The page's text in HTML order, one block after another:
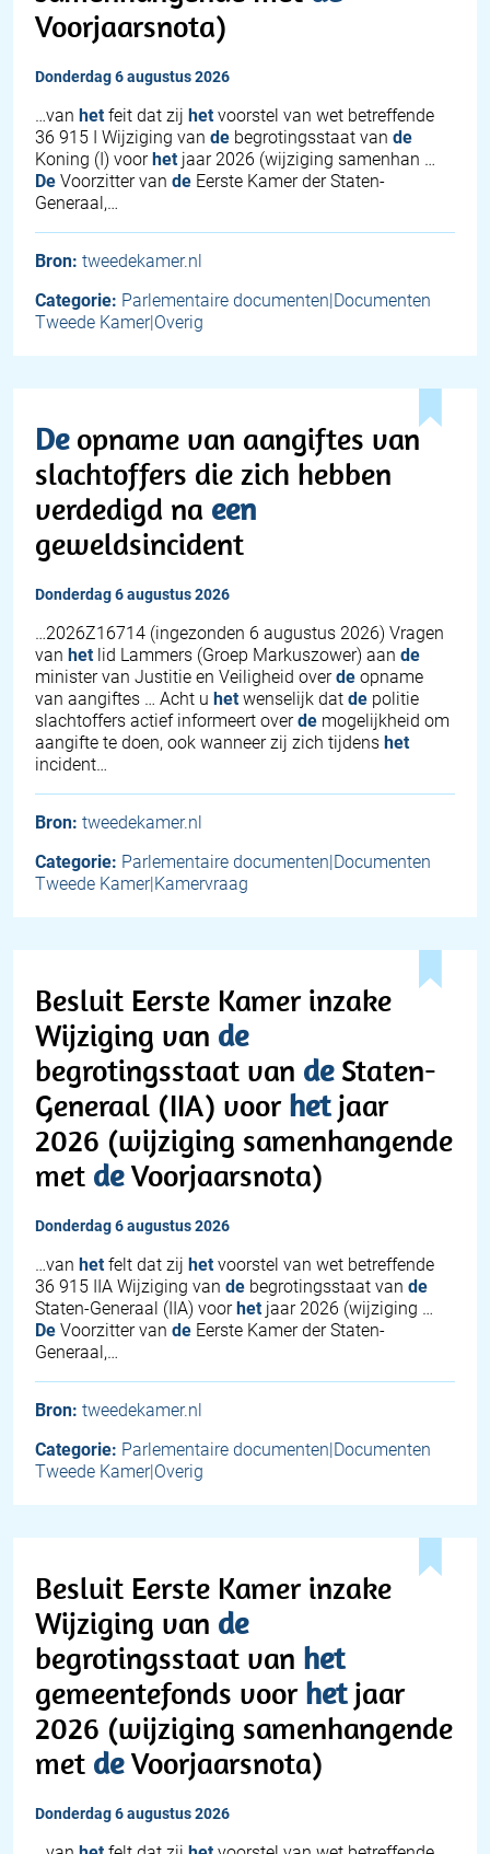
Voorjaarsnota)
donderdag 6 augustus 2026
…van het feit dat zij het voorstel van wet betreffende
36 915 I Wijziging van de begrotingsstaat van de
Koning (I) voor het jaar 2026 (wijziging samenhan …
De Voorzitter van de Eerste Kamer der Staten-
Generaal,…
Bron: tweedekamer.nl
Categorie: Parlementaire documenten|Documenten
Tweede Kamer|Overig
Deopname van aangiftes van
slachtoffers die zich hebben
verdedigd na een
geweldsincident
donderdag 6 augustus 2026
… 2026Z16714 (ingezonden 6 augustus 2026) Vragen
van het lid Lammers (Groep Markuszower) aan de
minister van Justitie en Veiligheid overde opname
van aangiftes … Acht u het wenselijk dat de politie
slachtoffers actief informeert overde mogelijkheid om
aangifte te doen, ook wanneer zij zich tijdens het
incident…
Bron: tweedekamer.nl
Categorie: Parlementaire documenten|Documenten
Tweede Kamer|Kamervraag
Besluit Eerste Kamer inzake
Wijziging van de
begrotingsstaat van deStaten-
Generaal (IIA) voor hetjaar
2026 (wijziging samenhangende
met deVoorjaarsnota)
donderdag 6 augustus 2026
…van het felt dat zij het voorstel van wet betreffende
36 915 IIA Wijziging van de begrotingsstaat van de
Staten-Generaal (IIA) voor het jaar 2026 (wijziging …
De Voorzitter van de Eerste Kamer der Staten-
Generaal,…
Bron: tweedekamer.nl
Categorie: Parlementaire documenten|Documenten
Tweede Kamer|Overig
Besluit Eerste Kamer inzake
Wijziging van de
begrotingsstaat van het
gemeentefonds voor hetjaar
2026 (wijziging samenhangende
met deVoorjaarsnota)
donderdag 6 augustus 2026